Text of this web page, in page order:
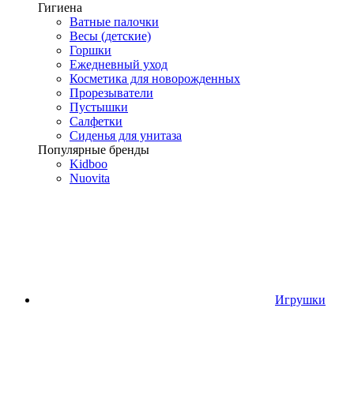
Гигиена
Ватные палочки
Весы (детские)
Горшки
Ежедневный уход
Косметика для новорожденных
Прорезыватели
Пустышки
Салфетки
Сиденья для унитаза
Популярные бренды
Kidboo
Nuovita
Игрушки